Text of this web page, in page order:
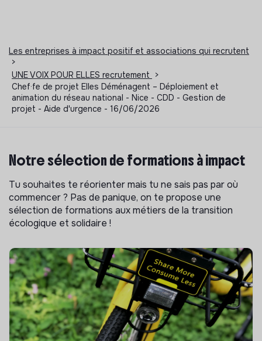
Les entreprises à impact positif et associations qui recrutent
>
UNE VOIX POUR ELLES recrutement
>
Chef·fe de projet Elles Déménagent – Déploiement et
animation du réseau national - Nice - CDD - Gestion de
projet - Aide d'urgence - 16/06/2026
Notre sélection de formations à impact
Tu souhaites te réorienter mais tu ne sais pas par où
commencer ? Pas de panique, on te propose une
sélection de formations aux métiers de la transition
écologique et solidaire !